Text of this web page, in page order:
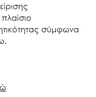
σύμφωνα